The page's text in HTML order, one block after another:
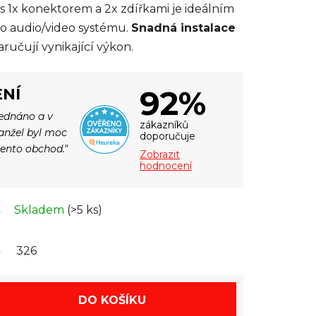
1x konektorem a 2x zdířkami je ideálním
audio/video systému. Snadná instalace
vynikající výkon.
a v
byl moc
obchod."
92%
zákazníků
doporučuje
Zobrazit
hodnocení
Skladem (>5 ks)
326
DO KOŠÍKU